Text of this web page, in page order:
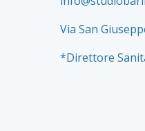
Via San
*Direttore